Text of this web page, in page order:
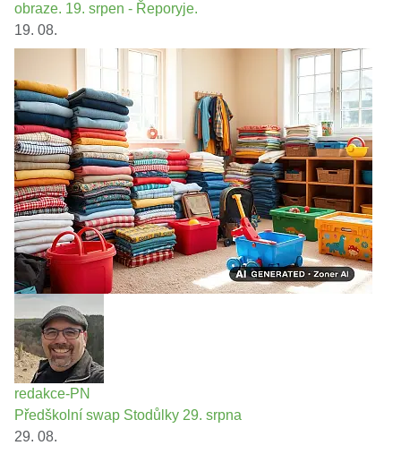
obraze. 19. srpen - Řeporyje.
19. 08.
redakce-PN
Předškolní swap Stodůlky 29. srpna
29. 08.